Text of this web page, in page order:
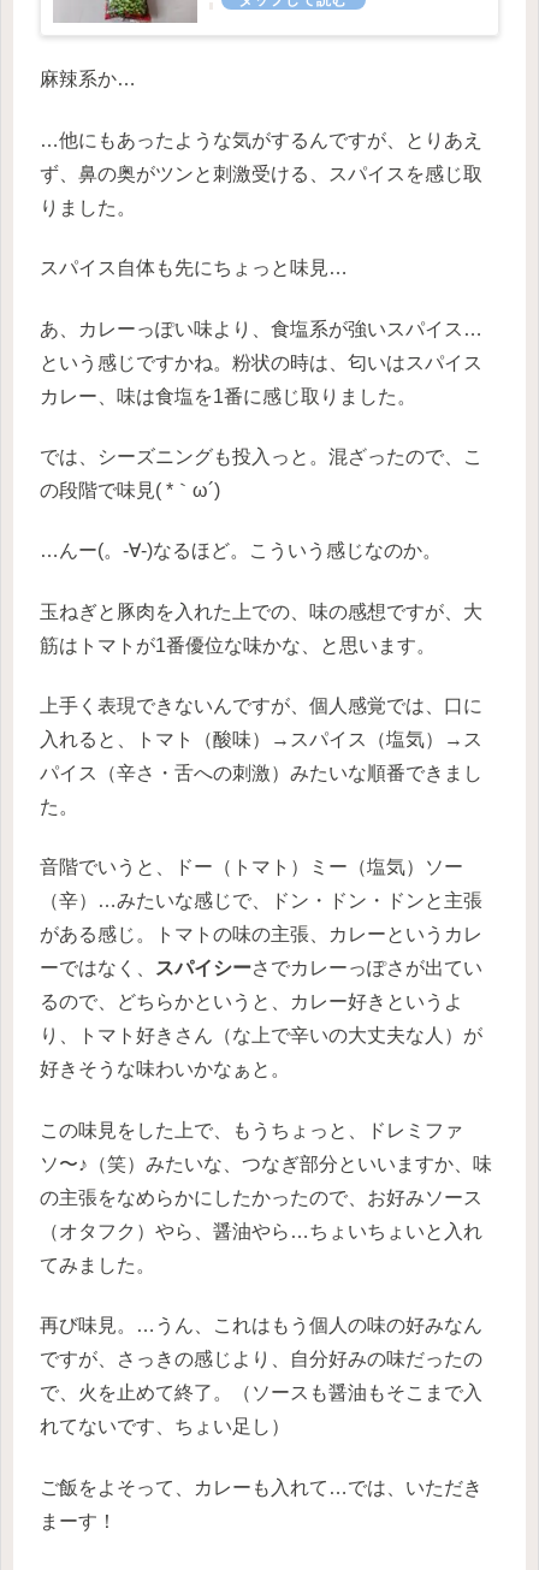
麻辣系か…
…他にもあったような気がするんですが、とりあえ
ず、鼻の奥がツンと刺激受ける、スパイスを感じ取
りました。
スパイス自体も先にちょっと味見…
あ、カレーっぽい味より、食塩系が強いスパイス…
という感じですかね。粉状の時は、匂いはスパイス
カレー、味は食塩を1番に感じ取りました。
では、シーズニングも投入っと。混ざったので、こ
の段階で味見( *｀ω´)
…んー(。-∀-)なるほど。こういう感じなのか。
玉ねぎと豚肉を入れた上での、味の感想ですが、大
筋はトマトが1番優位な味かな、と思います。
上手く表現できないんですが、個人感覚では、口に
入れると、トマト（酸味）→スパイス（塩気）→ス
パイス（辛さ・舌への刺激）みたいな順番できまし
た。
音階でいうと、ドー（トマト）ミー（塩気）ソー
（辛）…みたいな感じで、ドン・ドン・ドンと主張
がある感じ。トマトの味の主張、カレーというカレ
ーではなく、 スパイシーさでカレーっぽさが出てい
るので、どちらかというと、カレー好きというよ
り、トマト好きさん（な上で辛いの大丈夫な人）が
好きそうな味わいかなぁと。
この味見をした上で、もうちょっと、ドレミファ
ソ〜♪（笑）みたいな、つなぎ部分といいますか、味
の主張をなめらかにしたかったので、お好みソース
（オタフク）やら、醤油やら…ちょいちょいと入れ
てみました。
再び味見。…うん、これはもう個人の味の好みなん
ですが、さっきの感じより、自分好みの味だったの
で、火を止めて終了。（ソースも醤油もそこまで入
れてないです、ちょい足し）
ご飯をよそって、カレーも入れて…では、いただき
まーす！